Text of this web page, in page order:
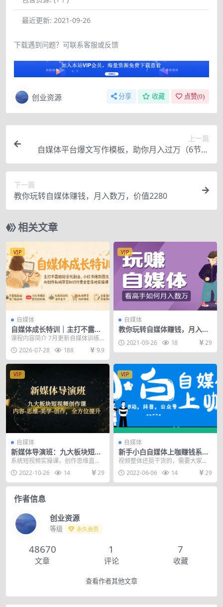
最近更新: 2021-09-26
下载遇到问题？可联系客服或反馈
创业资源 分享 收藏 点赞(0)
上一篇
自媒体平台爆文写作模板，助你月入过万（6节课
程）
下一篇
教你玩转自媒体赚钱，月入数万，价值2280
相关文章
VIP
自媒体
自媒体成长特训｜主打不露脸
轻量化副业，小红书爆款图文
AI创作私域带货知识付费全套
落地实操课
课程内容简介 7月更新自媒体训练
营主打不露脸、低时间投入做线上
副业，完整覆盖账号...
2026-07-28 188 9.9
VIP
自媒体
教你玩转自媒体赚钱，月入数
2021-09-26 18 29
VIP
自媒体
新媒体导演班：九大板块短视
频创作课，内容-思维-美学-创
作，全方位提升
系统短视频实操课，创作思维直播
课，商业思维直播课，源源不断的
内容创意，高质量创作...
2022-10-26 14 29
VIP
自媒体
新手小白自媒体上咖赚钱系列
（公众号，B站，抖音）
视频整体还挺干货的，需要大家不
分心的啃完，因为干货太密集了，
所以有的课程建议大家...
2022-06-06 14 29
作者信息
创业资源
等级 永久会员
48670
文章
1
评论
7
收藏
查看作者其他文章